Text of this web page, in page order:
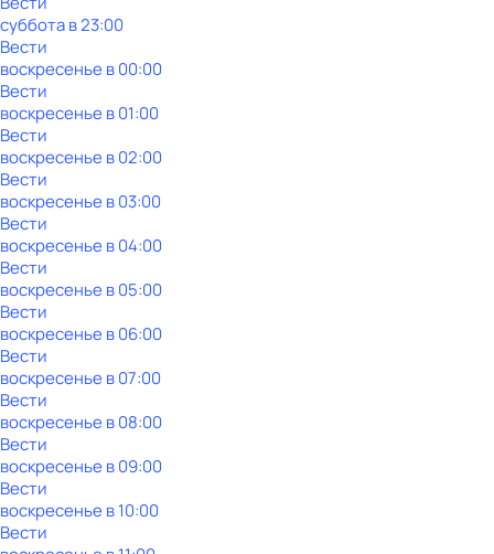
субботав23:00
Вести
воскресенье в00:00
Вести
воскресенье в01:00
Вести
воскресенье в02:00
Вести
воскресенье в03:00
Вести
воскресенье в04:00
Вести
воскресенье в05:00
Вести
воскресенье в06:00
Вести
воскресенье в07:00
Вести
воскресенье в08:00
Вести
воскресенье в09:00
Вести
воскресенье в10:00
Вести